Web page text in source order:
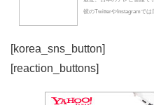
彼のTwitterやInstagramでは
[korea_sns_button]
[reaction_buttons]